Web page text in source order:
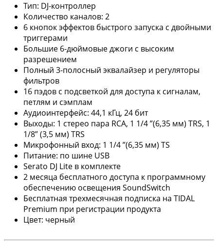
Тип: DJ-контроллер
Количество каналов: 2
6 кнопок эффектов быстрого запуска с двойными
триггерами
Большие 6-дюймовые джоги с высоким
разрешением
Полный 3-полосный эквалайзер и регуляторы
фильтров
16 пэдов с подсветкой для доступа к сигналам,
петлям и сэмплам
Аудиоинтерфейс: 44,1 кГц, 24 бит
Выходы: 1 стерео пара RCA, 1 1/4 ”(6,35 мм) TRS, 1
1/8” (3,5 мм) TRS
Микрофонный вход: 1 1/4 ”(6,35 мм) TS
Питание: по шине USB
Serato DJ Lite в комплекте
2 месяца бесплатного доступа к программному
обеспечению освещения SoundSwitch
Бесплатная трехмесячная подписка на TIDAL
Premium при регистрации продукта
Цвет: черный